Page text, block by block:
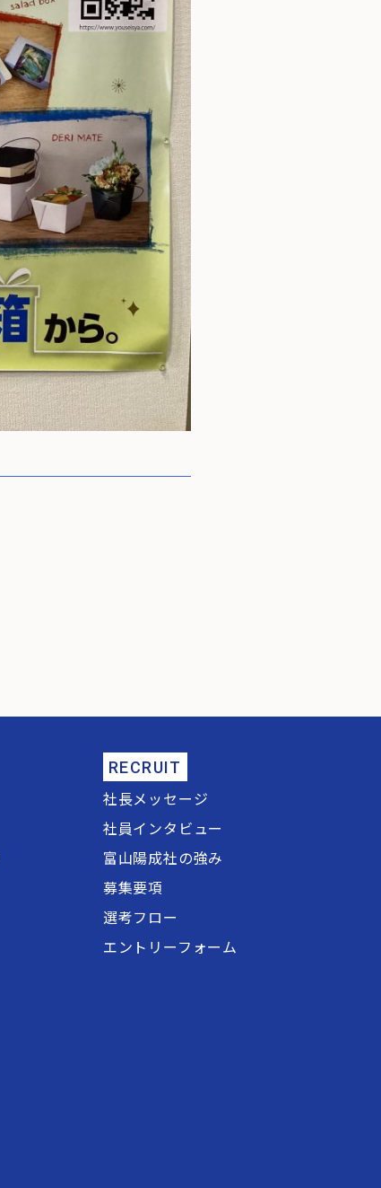
RECRUIT
社長メッセージ
社員インタビュー
富山陽成社の強み
募集要項
選考フロー
エントリーフォーム